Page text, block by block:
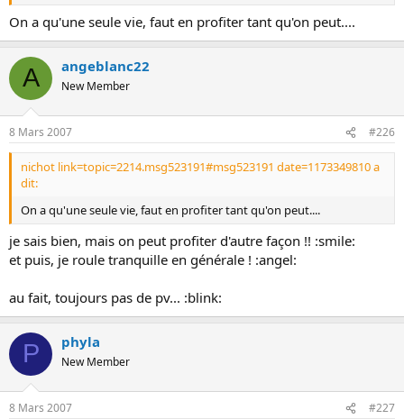
On a qu'une seule vie, faut en profiter tant qu'on peut....
A angeblanc22
New Member
8 Mars 2007 #226
nichot link=topic=2214.msg523191#msg523191 date=1173349810 a
dit:
On a qu'une seule vie, faut en profiter tant qu'on peut....
je sais bien, mais on peut profiter d'autre façon !! :smile:
et puis, je roule tranquille en générale ! :angel:
au fait, toujours pas de pv... :blink:
P phyla
New Member
8 Mars 2007 #227